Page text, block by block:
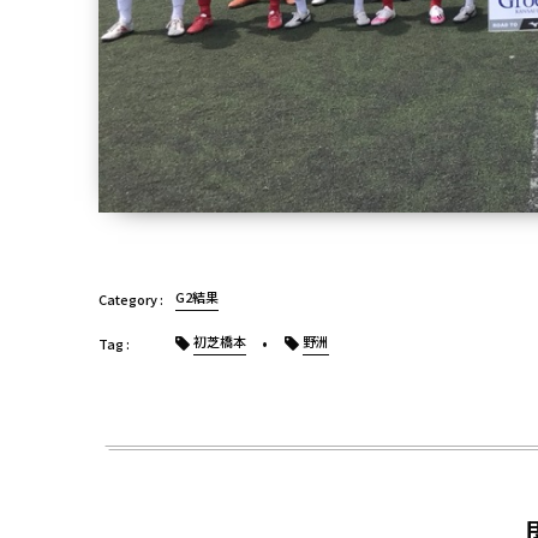
G2結果
初芝橋本 野洲